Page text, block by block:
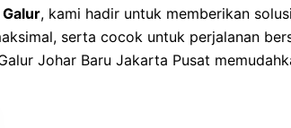
, kami hadir untuk memberikan
serta cocok untuk perjalanan
Johar Baru Jakarta Pusat